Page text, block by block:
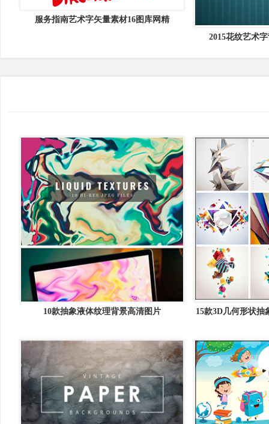
服务指南艺术字矢量素材16图库网精
2015花纹艺术
10款抽象液体纹理背景高清图片 15款3D几何形状抽